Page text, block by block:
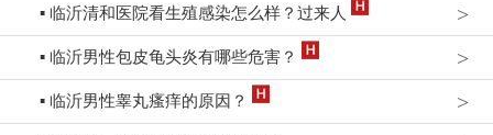
▪ 临沂清和医院看生殖感染怎么样？过来人 >
▪ 临沂男性包皮龟头炎有哪些危害？ >
▪ 临沂男性睾丸瘙痒的原因？ >